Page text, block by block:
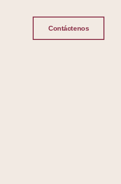
Contáctenos